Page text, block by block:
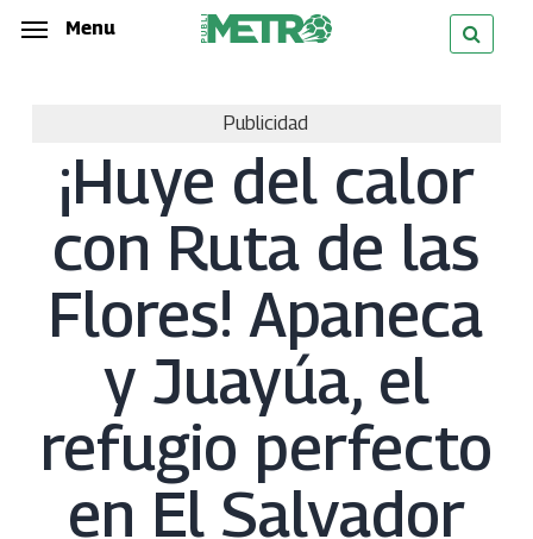
Skip
Menu
Publicidad
¡Huye del calor
con Ruta de las
Flores! Apaneca
y Juayúa, el
refugio perfecto
en El Salvador
Menu